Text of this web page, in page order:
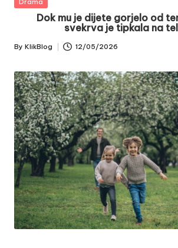
Dok mu je dijete gorjelo od
svekrva je tipkala na
Posted
By KlikBlog 12/05/2026